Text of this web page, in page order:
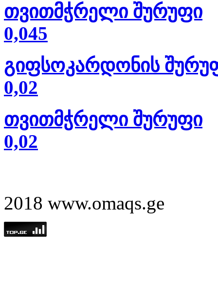
თვითმჭრელი შურუფი
0,045
გიფსოკარდონის
0,02
თვითმჭრელი შურუფი
0,02
2018 www.omaqs.ge